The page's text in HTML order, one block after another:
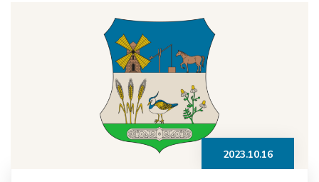
2023.10.16